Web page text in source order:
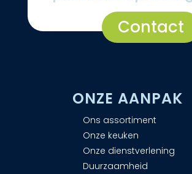
Contact
ONZE AANPAK
Ons assortiment
Onze keuken
Onze dienstverlening
Duurzaamheid